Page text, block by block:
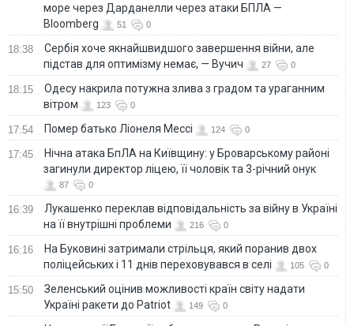
море через Дарданелли через атаки БПЛА —
Bloomberg
51 0
18:38
Сербія хоче якнайшвидшого завершення війни, але
підстав для оптимізму немає, — Вучич
27 0
18:15
Одесу накрила потужна злива з градом та ураганним
вітром
123 0
17:54 Помер батько Ліонеля Мессі 124 0
17:45
Нічна атака БпЛА на Київщину: у Броварському районі
загинули директор ліцею, її чоловік та 3-річний онук
87 0
16:39
Лукашенко переклав відповідальність за війну в Україні
на її внутрішні проблеми
216 0
16:16
На Буковині затримали стрільця, який поранив двох
поліцейських і 11 днів переховувався в селі
105 0
15:50
Зеленський оцінив можливості країн світу надати
Україні ракети до Patriot
149 0